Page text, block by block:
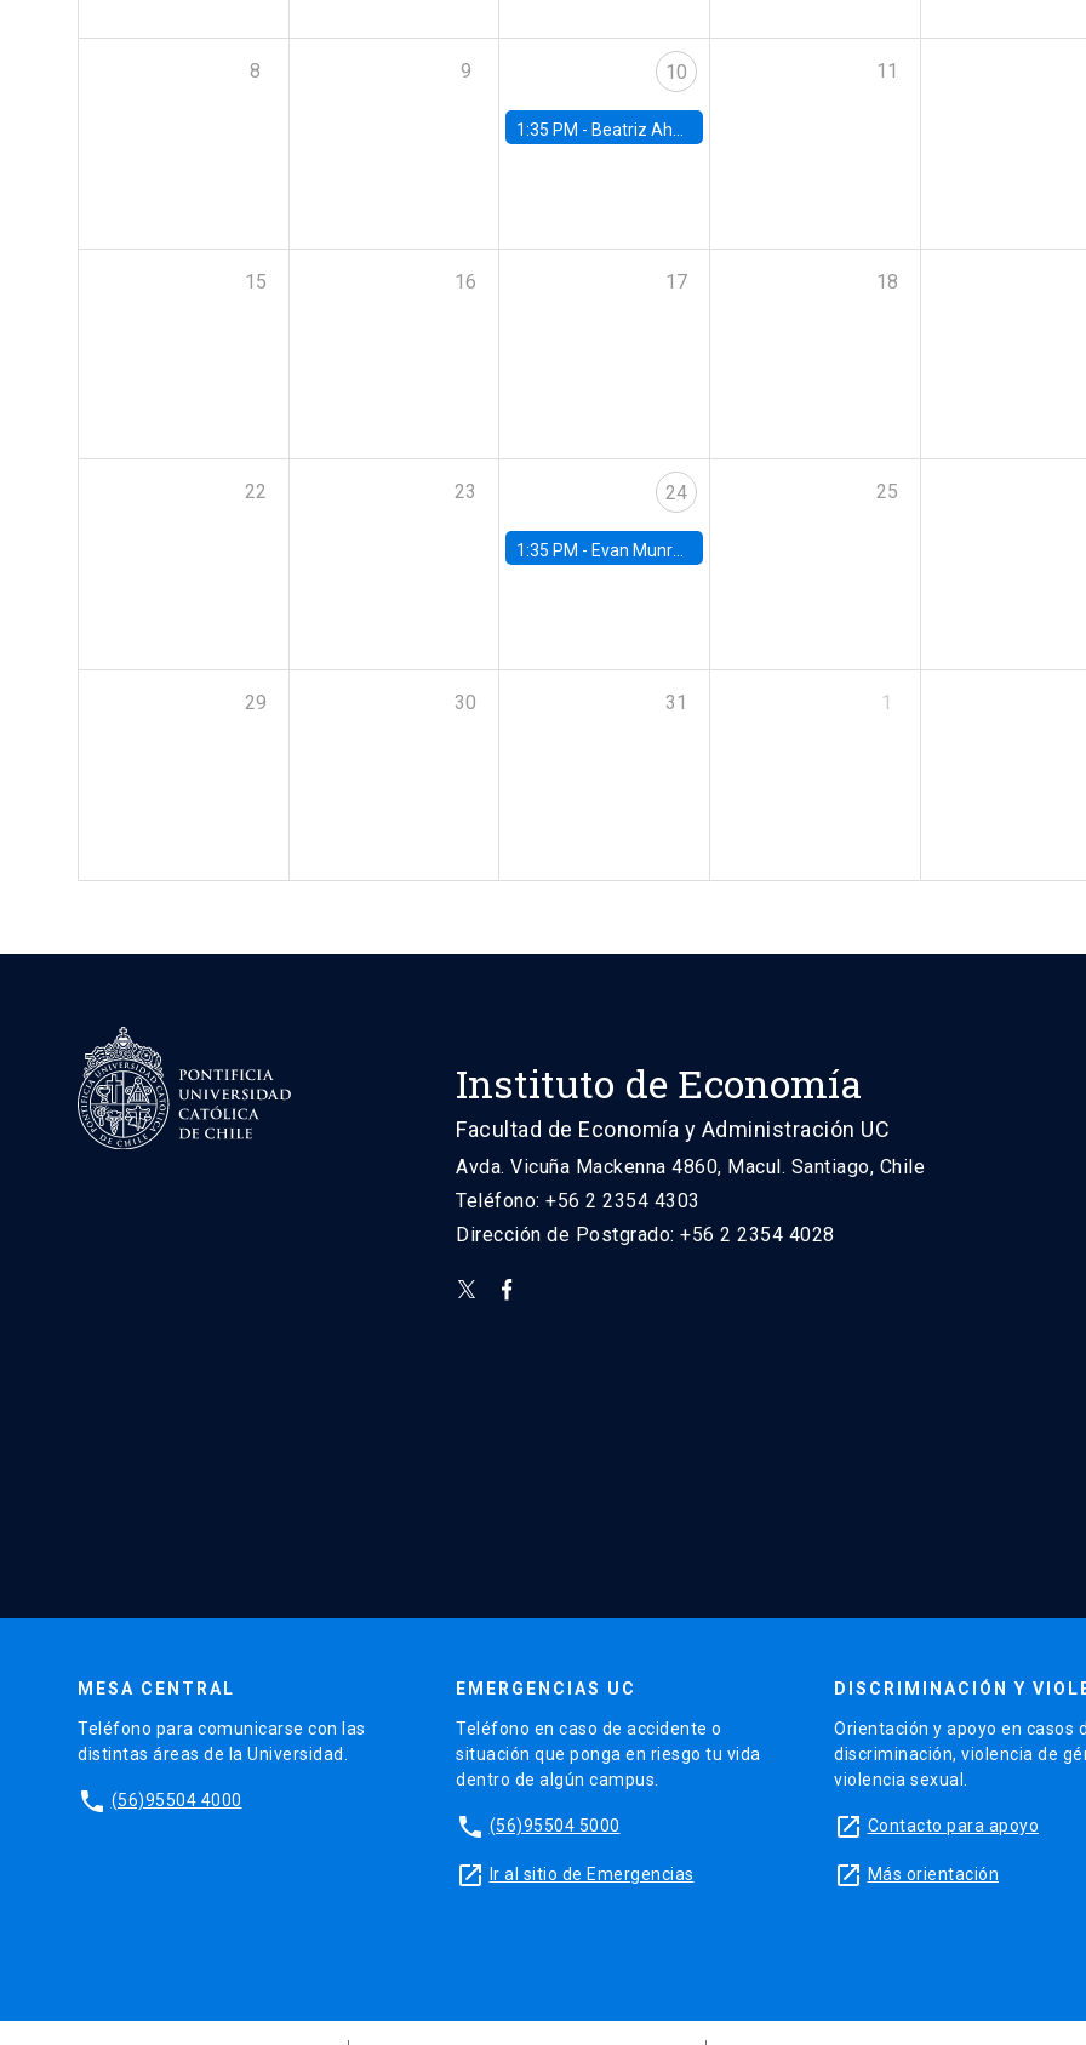
8 9 10
1:35 PM - Beatriz Ahumada, PhD candidate, Universidad de Pittsburgh
11
15 16 17 18
22 23 24
1:35 PM - Evan Munro, Neyman Visiting Assistant Professor in the Department of Statistics at UC Berkeley
25
29 30 31 1
Instituto de Economía
Facultad de Economía y Administración UC
Avda. Vicuña Mackenna 4860, Macul. Santiago, Chile
Teléfono: +56 2 2354 4303
Dirección de Postgrado: +56 2 2354 4028
MESA CENTRAL
Teléfono para comunicarse con las
distintas áreas de la Universidad.
phone (56)95504 4000
EMERGENCIAS UC
Teléfono en caso de accidente o
situación que ponga en riesgo tu vida
dentro de algún campus.
phone (56)95504 5000
launch Ir al sitio de Emergencias
DISCRIMINACIÓN Y
Orientación y apoyo en casos
discriminación, violencia de
violencia sexual.
launch Contacto para apoyo
launch Más orientación